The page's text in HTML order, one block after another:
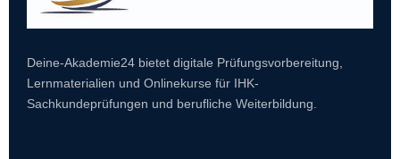
Deine-Akademie24 bietet digitale Prüfungsvorbereitung,
Lernmaterialien und Onlinekurse für IHK-
Sachkundeprüfungen und berufliche Weiterbildung.